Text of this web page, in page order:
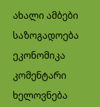
ახალი ამბები
საზოგადოება
ეკონომიკა
კომენტარი
ხელოვნება